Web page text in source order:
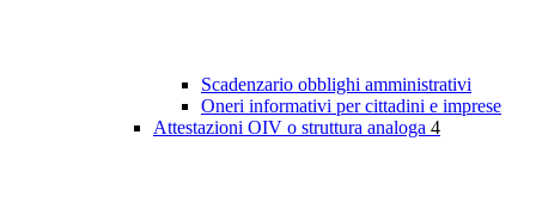
Scadenzario obblighi amministrativi
Oneri informativi per cittadini e imprese
Attestazioni OIV o struttura analoga 4